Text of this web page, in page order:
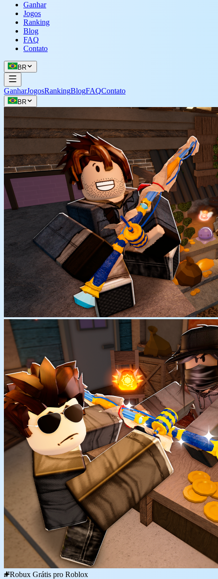
Ganhar
Jogos
Ranking
Blog
FAQ
Contato
BR
GanharJogosRankingBlogFAQContato
BR
Robux Grátis pro Roblox